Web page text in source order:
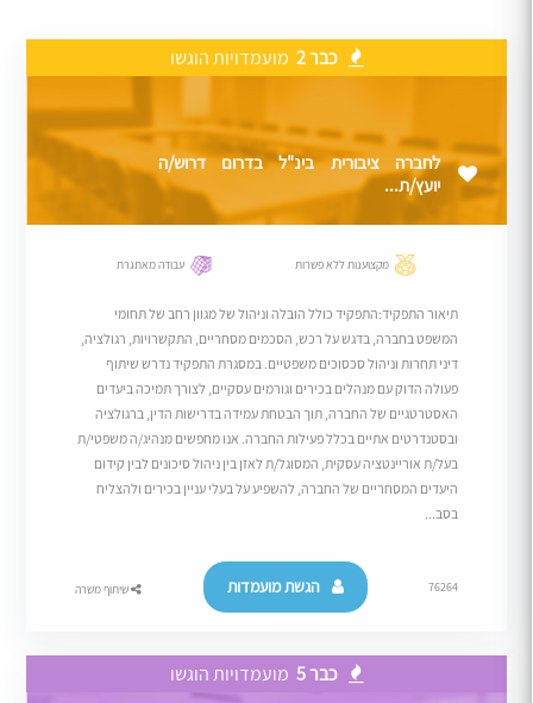
כבר 2 מועמדויות הוגשו
לחברה ציבורית בינ"ל בדרום דרוש/ה
יועץ/ת...
מקצוענות ללא פשרות עבודה מאתגרת
תיאור התפקיד:התפקיד כולל הובלה וניהול של מגוון רחב של תחומי
המשפט בחברה, בדגש על רכש, הסכמים מסחריים, התקשרויות, רגולציה,
דיני תחרות וניהול סכסוכים משפטיים. במסגרת התפקיד נדרש שיתוף
פעולה הדוק עם מנהלים בכירים וגורמים עסקיים, לצורך תמיכה ביעדים
האסטרטגיים של החברה, תוך הבטחת עמידה בדרישות הדין, ברגולציה
ובסטנדרטים אתיים בכלל פעילות החברה. אנו מחפשים מנהיג/ה משפטי/ת
בעל/ת אוריינטציה עסקית, המסוגל/ת לאזן בין ניהול סיכונים לבין קידום
היעדים המסחריים של החברה, להשפיע על בעלי עניין בכירים ולהצליח
בסב...
76264 הגשת מועמדות שיתוף משרה
כבר 5 מועמדויות הוגשו